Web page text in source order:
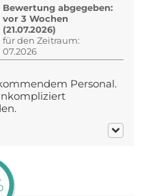
Bewertung abgegeben:
vor 3 Wochen
(21.07.2026)
für den Zeitraum:
07.2026
Personal.